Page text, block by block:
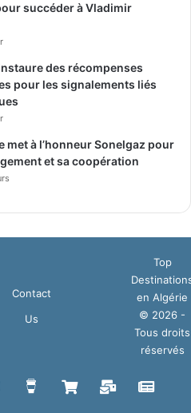
succéder à Vladimir
instaure des récompenses
pour les signalements liés
met à l’honneur Sonelgaz pour
et sa coopération
Contact
Us
Top
en Algérie
© 2026 -
Tous droits
réservés
Buy BoutiqueMail